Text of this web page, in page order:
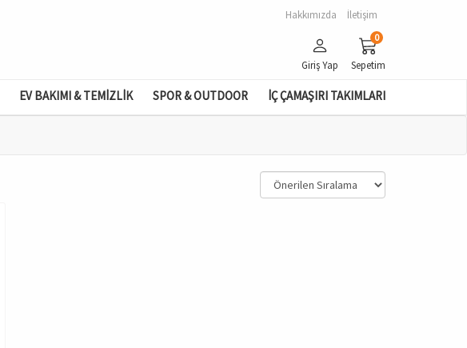
Hakkımızda İletişim
Giriş Yap
0
Sepetim
EV BAKIMI & TEMİZLİK SPOR & OUTDOOR İÇ ÇAMAŞIRI TAKIMLARI